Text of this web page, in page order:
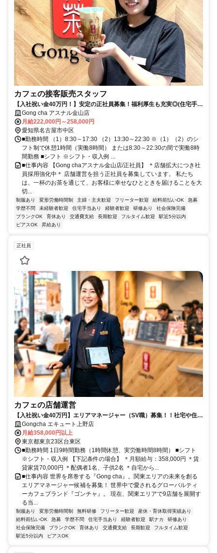
カフェの接客販売スタッフ
【入社祝い金40万円！】安定の正社員募集！福利厚生も充実◎(住宅手
当/社宅・結婚・出産祝い金制度etc）
Gong cha アスナル金山店
月給222,000円～258,000円
愛知県名古屋市中区
■勤務時間 （1）8:30～17:30 （2）13:30～22:30 ※（1）（2）のシ
フト制で休憩1時間（実働8時間） または8:30～22:30の間で実働8時
間勤務 ■シフト ※シフト・収入例 ...
■仕事内容 【Gong chaアスナル金山店/正社員】 ＊店舗拡大につき社
員採用強化中＊ 店舗運営を担う正社員を募集しています。 私たち
は、一杯のお茶を通じて、お客様に幸せなひとときを届けることを大
切...
制服あり 変形労働時間制 主婦・主夫歓迎 フリーター歓迎 給料前払いOK
急募
学歴不問
未経験者歓迎 住宅手当あり 経験者歓迎 研修あり
社会保険完備
ブランクOK
育休あり 交通費支給 長期歓迎 フルタイム歓迎
駅近5分以内
ピアスOK
昇給あり
正社員
カフェの店舗運営
【入社祝い金40万円】エリアマネージャー（SV職）募集！！社宅や住宅
手当など福利厚生も充実♪入社祝い金あり！
Gongcha エキュート上野店
月給358,000円以上
東京都東京23区台東区
■勤務時間 1日9時間勤務（1時間休憩、実労働時間8時間） ■シフト
※シフト・収入例 【下記条件の場合】 ＊月額給与：358,000円 ＊賃
貸家賃70,000円 ＊配偶者1名、子供2名 ＊自宅から...
■仕事内容 世界を席巻する『Gong cha』。関東エリアの未来を創る
エリアマネージャー候補を募集！ 世界中で愛されるグローバルティ
ーカフェブランド『ゴンチャ』。 現在、関東エリアで9店舗を展開す
る当...
制服あり 変形労働時間制 無料研修 フリーター歓迎
産休・育休取得実績あり
給料前払いOK
急募 学歴不問 住宅手当あり 経験者歓迎 駅ナカ
研修あり
社会保険完備
ブランクOK 育休あり 交通費支給 長期歓迎
フルタイム歓迎
駅近5分以内
ピアスOK